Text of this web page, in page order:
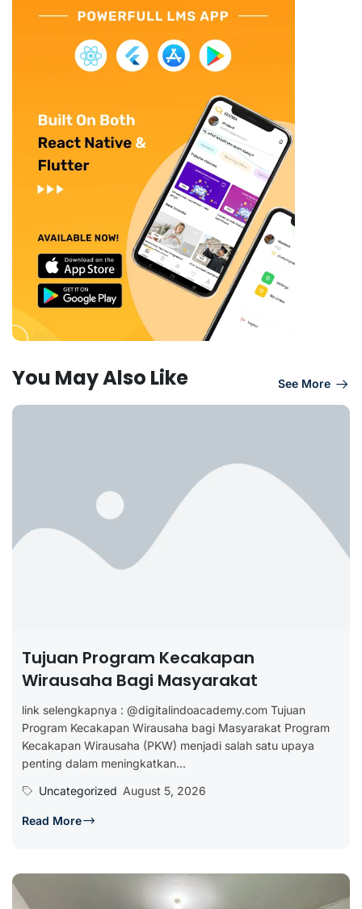
You May Also Like See More
Tujuan Program Kecakapan
Wirausaha Bagi Masyarakat
link selengkapnya : @digitalindoacademy.com Tujuan
Program Kecakapan Wirausaha bagi Masyarakat Program
Kecakapan Wirausaha (PKW) menjadi salah satu upaya
penting dalam meningkatkan...
Uncategorized August 5, 2026
Read More